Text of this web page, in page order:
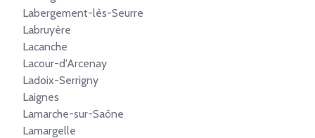
Labergement-lès-Seurre
Labruyère
Lacanche
Lacour-d'Arcenay
Ladoix-Serrigny
Laignes
Lamarche-sur-Saône
Lamargelle